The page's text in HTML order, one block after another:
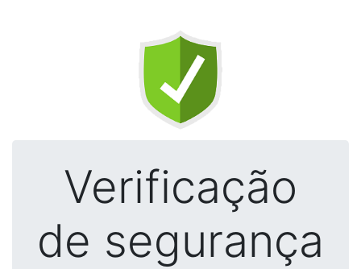
Verificação
de segurança